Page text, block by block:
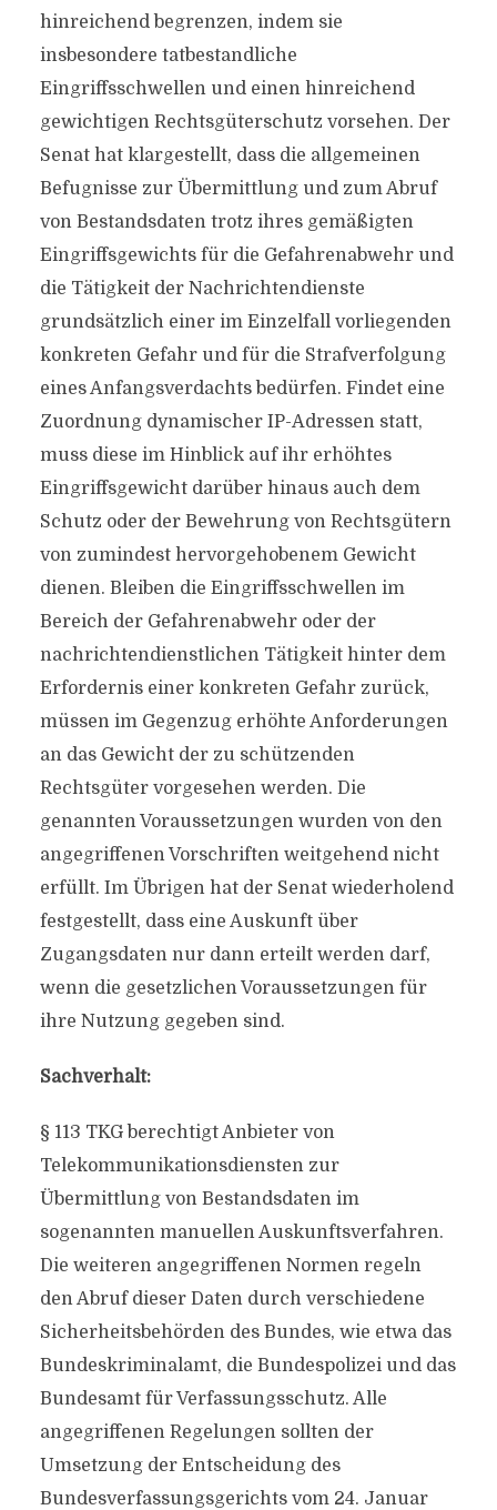
hinreichend begrenzen, indem sie
insbesondere tatbestandliche
Eingriffsschwellen und einen hinreichend
gewichtigen Rechtsgüterschutz vorsehen. Der
Senat hat klargestellt, dass die allgemeinen
Befugnisse zur Übermittlung und zum Abruf
von Bestandsdaten trotz ihres gemäßigten
Eingriffsgewichts für die Gefahrenabwehr und
die Tätigkeit der Nachrichtendienste
grundsätzlich einer im Einzelfall vorliegenden
konkreten Gefahr und für die Strafverfolgung
eines Anfangsverdachts bedürfen. Findet eine
Zuordnung dynamischer IP-Adressen statt,
muss diese im Hinblick auf ihr erhöhtes
Eingriffsgewicht darüber hinaus auch dem
Schutz oder der Bewehrung von Rechtsgütern
von zumindest hervorgehobenem Gewicht
dienen. Bleiben die Eingriffsschwellen im
Bereich der Gefahrenabwehr oder der
nachrichtendienstlichen Tätigkeit hinter dem
Erfordernis einer konkreten Gefahr zurück,
müssen im Gegenzug erhöhte Anforderungen
an das Gewicht der zu schützenden
Rechtsgüter vorgesehen werden. Die
genannten Voraussetzungen wurden von den
angegriffenen Vorschriften weitgehend nicht
erfüllt. Im Übrigen hat der Senat wiederholend
festgestellt, dass eine Auskunft über
Zugangsdaten nur dann erteilt werden darf,
wenn die gesetzlichen Voraussetzungen für
ihre Nutzung gegeben sind.
Sachverhalt:
§ 113 TKG berechtigt Anbieter von
Telekommunikationsdiensten zur
Übermittlung von Bestandsdaten im
sogenannten manuellen Auskunftsverfahren.
Die weiteren angegriffenen Normen regeln
den Abruf dieser Daten durch verschiedene
Sicherheitsbehörden des Bundes, wie etwa das
Bundeskriminalamt, die Bundespolizei und das
Bundesamt für Verfassungsschutz. Alle
angegriffenen Regelungen sollten der
Umsetzung der Entscheidung des
Bundesverfassungsgerichts vom 24. Januar